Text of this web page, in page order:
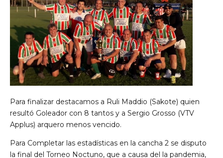
Para finalizar destacamos a Ruli Maddio (Sakote) quien
resultó Goleador con 8 tantos y a Sergio Grosso (VTV
Applus) arquero menos vencido.
Para Completar las estadísticas en la cancha 2 se disputo
la final del Torneo Noctuno, que a causa del la pandemia,